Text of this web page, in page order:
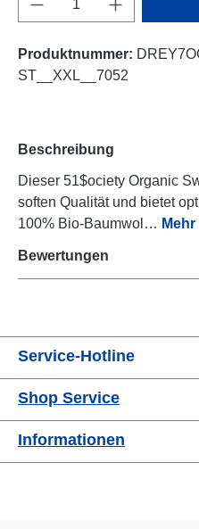
Produktnummer:
ST__XXL__7052
Beschreibung
Dieser 51$ociety Organic
soften Qualität und bietet
100% Bio-Baumwol… Mehr
Bewertungen
Service-Hotline
Shop Service
Informationen